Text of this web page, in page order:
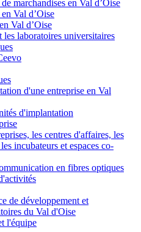
marchandises en Val d’Oise
Val d’Oise
Val d’Oise
les laboratoires universitaires
d'une entreprise en Val
d'implantation
les centres d'affaires, les
incubateurs et espaces co-
en fibres optiques
de développement et
du Val d'Oise
l'équipe